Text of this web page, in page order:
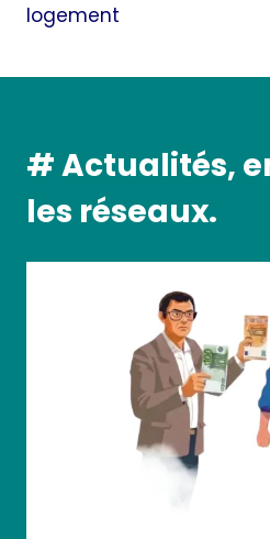
logement
# Actualités,
les réseaux.